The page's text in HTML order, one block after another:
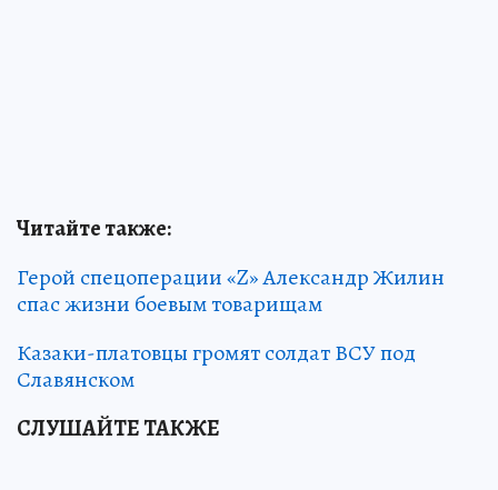
Читайте также:
Герой спецоперации «Z» Александр Жилин
спас жизни боевым товарищам
Казаки-платовцы громят солдат ВСУ под
Славянском
СЛУШАЙТЕ ТАКЖЕ